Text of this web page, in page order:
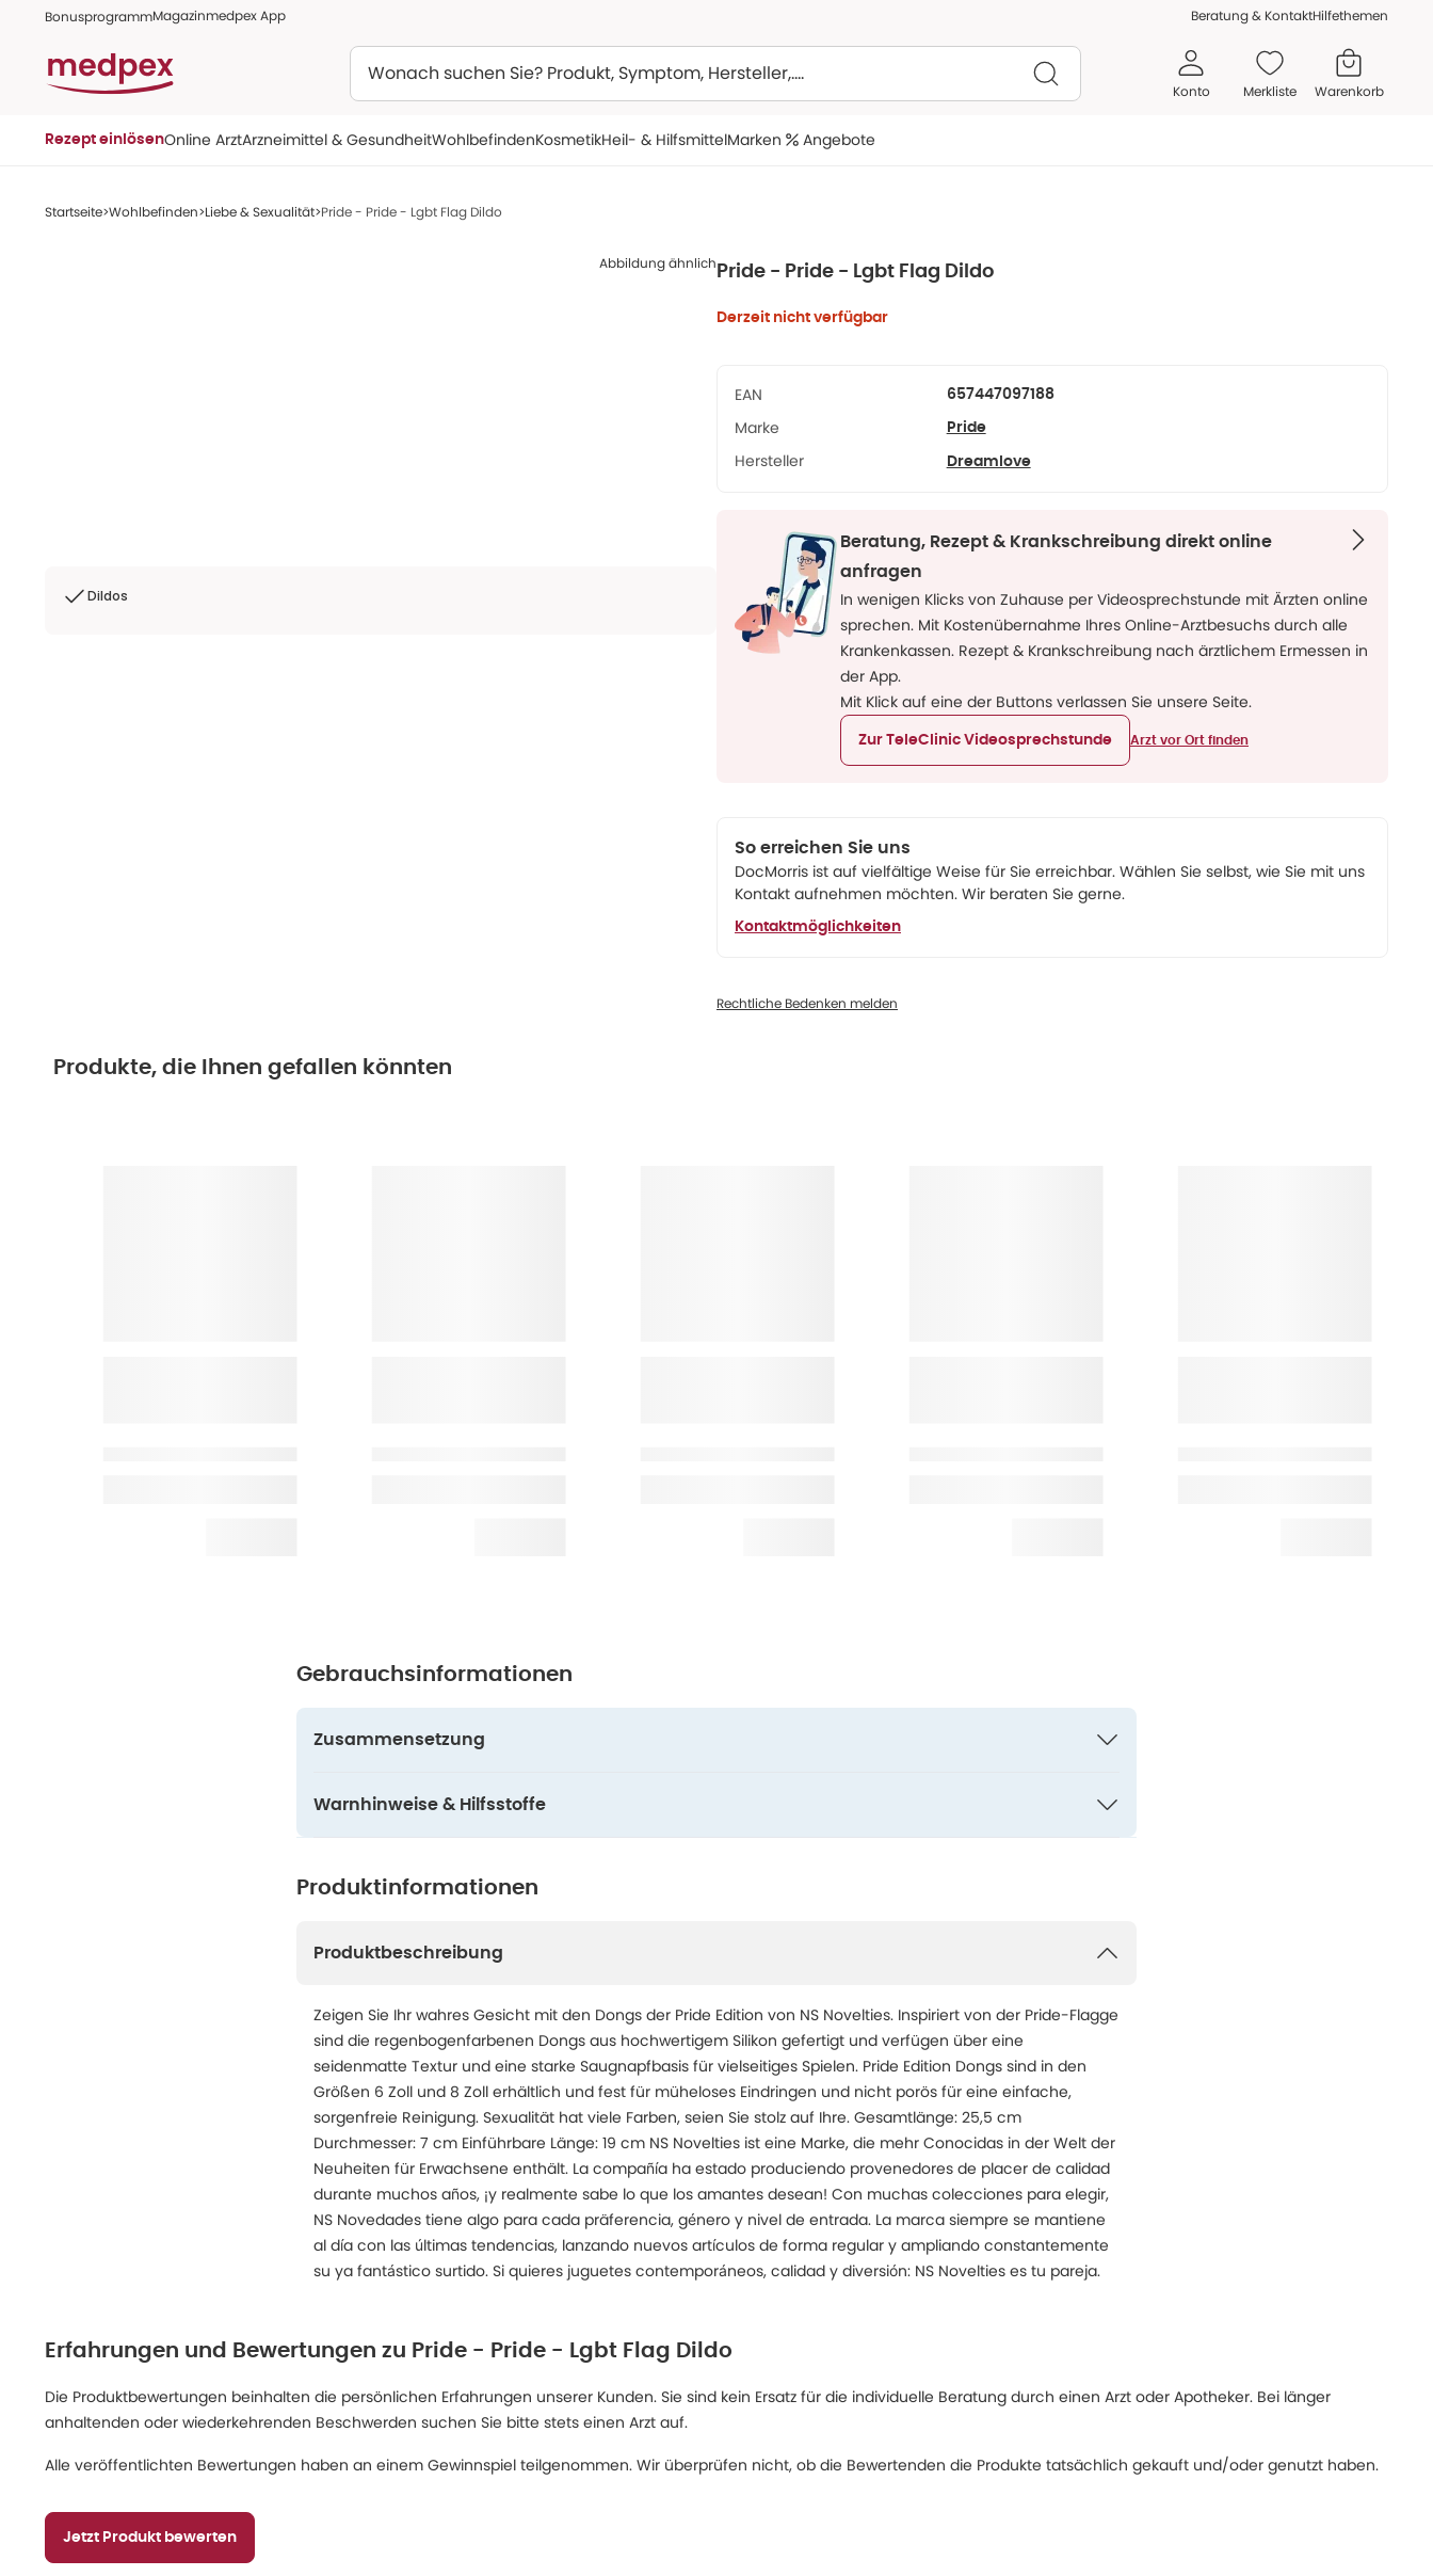
BonusprogrammMagazinmedpex App Beratung & KontaktHilfethemen
Konto Merkliste Warenkorb
Rezept einlösenOnline ArztArzneimittel & GesundheitWohlbefindenKosmetikHeil- & HilfsmittelMarken Angebote
Startseite Wohlbefinden Liebe & Sexualität Pride - Pride - Lgbt Flag Dildo
Abbildung ähnlich
Dildos
Pride - Pride - Lgbt Flag Dildo
Derzeit nicht verfügbar
EAN 657447097188
Marke Pride
Hersteller Dreamlove
Beratung, Rezept & Krankschreibung direkt online
anfragen
In wenigen Klicks von Zuhause per Videosprechstunde mit Ärzten online
sprechen. Mit Kostenübernahme Ihres Online-Arztbesuchs durch alle
Krankenkassen. Rezept & Krankschreibung nach ärztlichem Ermessen in
der App.
Mit Klick auf eine der Buttons verlassen Sie unsere Seite.
Zur TeleClinic Videosprechstunde Arzt vor Ort finden
So erreichen Sie uns
DocMorris ist auf vielfältige Weise für Sie erreichbar. Wählen Sie selbst, wie Sie mit uns
Kontakt aufnehmen möchten. Wir beraten Sie gerne.
Kontaktmöglichkeiten
Rechtliche Bedenken melden
Produkte, die Ihnen gefallen könnten
Gebrauchsinformationen
Zusammensetzung
Warnhinweise & Hilfsstoffe
Produktinformationen
Produktbeschreibung
Zeigen Sie Ihr wahres Gesicht mit den Dongs der Pride Edition von NS Novelties. Inspiriert von der Pride-Flagge
sind die regenbogenfarbenen Dongs aus hochwertigem Silikon gefertigt und verfügen über eine
seidenmatte Textur und eine starke Saugnapfbasis für vielseitiges Spielen. Pride Edition Dongs sind in den
Größen 6 Zoll und 8 Zoll erhältlich und fest für müheloses Eindringen und nicht porös für eine einfache,
sorgenfreie Reinigung. Sexualität hat viele Farben, seien Sie stolz auf Ihre. Gesamtlänge: 25,5 cm
Durchmesser: 7 cm Einführbare Länge: 19 cm NS Novelties ist eine Marke, die mehr Conocidas in der Welt der
Neuheiten für Erwachsene enthält. La compañía ha estado produciendo provenedores de placer de calidad
durante muchos años, ¡y realmente sabe lo que los amantes desean! Con muchas colecciones para elegir,
NS Novedades tiene algo para cada präferencia, género y nivel de entrada. La marca siempre se mantiene
al día con las últimas tendencias, lanzando nuevos artículos de forma regular y ampliando constantemente
su ya fantástico surtido. Si quieres juguetes contemporáneos, calidad y diversión: NS Novelties es tu pareja.
Erfahrungen und Bewertungen zu Pride - Pride - Lgbt Flag Dildo
Die Produktbewertungen beinhalten die persönlichen Erfahrungen unserer Kunden. Sie sind kein Ersatz für die individuelle Beratung durch einen Arzt oder Apotheker. Bei länger
anhaltenden oder wiederkehrenden Beschwerden suchen Sie bitte stets einen Arzt auf.
Alle veröffentlichten Bewertungen haben an einem Gewinnspiel teilgenommen. Wir überprüfen nicht, ob die Bewertenden die Produkte tatsächlich gekauft und/oder genutzt haben.
Jetzt Produkt bewerten